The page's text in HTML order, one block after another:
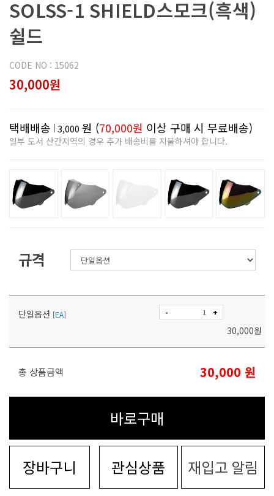
SOLSS-1 SHIELD스모크(흑색)
쉴드
CODE NO : 15062
30,000원
택배배송 3,000 원 (70,000원 이상 구매 시 무료배송)
일부 도서 산간지역의 경우 추가 배송비를 지불하셔야 합니다.
규격
단일옵션 [EA] - +
30,000원
총 상품금액 30,000 원
바로구매
장바구니 관심상품 재입고 알림